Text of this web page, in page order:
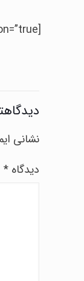
[gravityform id=”30″ title=”true” description=”true”]
نشانی
دیدگاه *